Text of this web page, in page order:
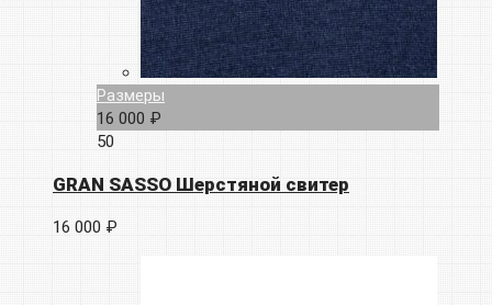
Размеры
16 000 ₽
50
GRAN SASSO Шерстяной свитер
16 000 ₽